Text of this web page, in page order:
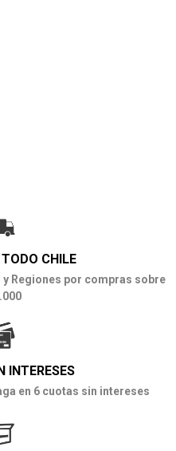
CHILE
Regiones por compras sobre
INTERESES
en 6 cuotas sin intereses